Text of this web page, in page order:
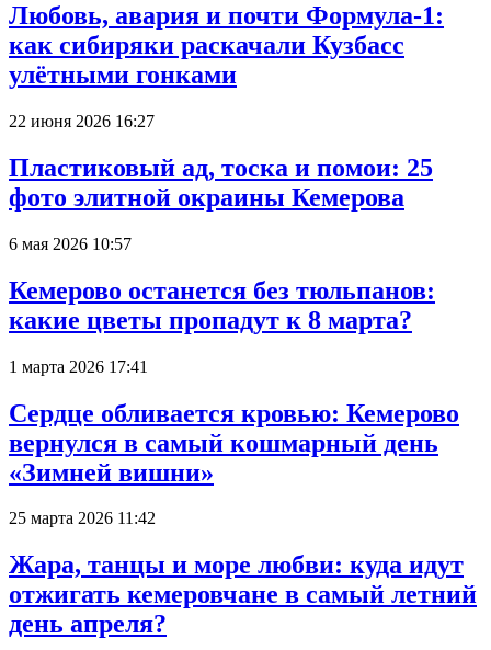
Любовь, авария и почти Формула-1:
как сибиряки раскачали Кузбасс
улётными гонками
22 июня 2026 16:27
Пластиковый ад, тоска и помои: 25
фото элитной окраины Кемерова
6 мая 2026 10:57
Кемерово останется без тюльпанов:
какие цветы пропадут к 8 марта?
1 марта 2026 17:41
Сердце обливается кровью: Кемерово
вернулся в самый кошмарный день
«Зимней вишни»
25 марта 2026 11:42
Жара, танцы и море любви: куда идут
отжигать кемеровчане в самый летний
день апреля?